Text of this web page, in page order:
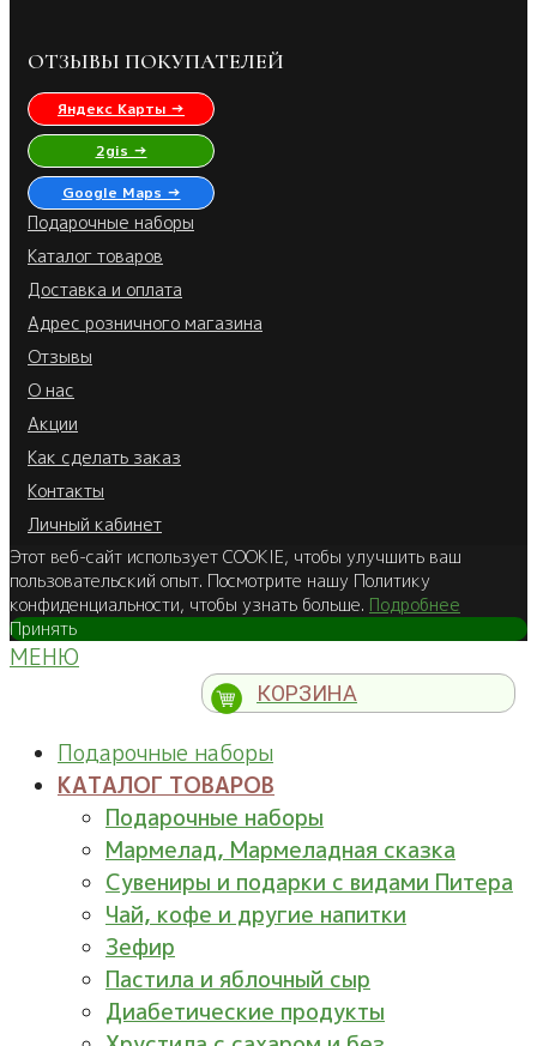
ОТЗЫВЫ ПОКУПАТЕЛЕЙ
Яндекс Карты →
2gis →
Google Maps →
Подарочные наборы
Каталог товаров
Доставка и оплата
Адрес розничного магазина
Отзывы
О нас
Акции
Как сделать заказ
Контакты
Личный кабинет
Этот веб-сайт использует COOKIE, чтобы улучшить ваш
пользовательский опыт. Посмотрите нашу Политику
конфиденциальности, чтобы узнать больше. Подробнее
Принять
МЕНЮ
КОРЗИНА
Подарочные наборы
КАТАЛОГ ТОВАРОВ
Подарочные наборы
Мармелад, Мармеладная сказка
Сувениры и подарки с видами Питера
Чай, кофе и другие напитки
Зефир
Пастила и яблочный сыр
Диабетические продукты